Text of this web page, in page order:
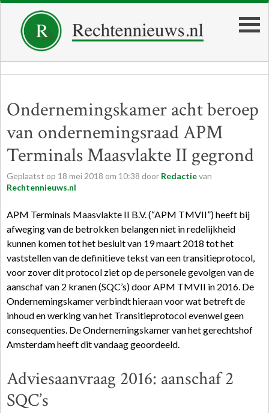
Ondernemingskamer acht beroep
van ondernemingsraad APM
Terminals Maasvlakte II gegrond
Geplaatst op 18 mei 2018 om 10:38 door Redactievan
Rechtennieuws.nl
APM Terminals Maasvlakte II B.V. (“APM TMVII”) heeft bij
afweging van de betrokken belangen niet in redelijkheid
kunnen komen tot het besluit van 19 maart 2018 tot het
vaststellen van de definitieve tekst van een transitieprotocol,
voor zover dit protocol ziet op de personele gevolgen van de
aanschaf van 2 kranen (SQC’s) door APM TMVII in 2016. De
Ondernemingskamer verbindt hieraan voor wat betreft de
inhoud en werking van het Transitieprotocol evenwel geen
consequenties. De Ondernemingskamer van het gerechtshof
Amsterdam heeft dit vandaag geoordeeld.
Adviesaanvraag 2016: aanschaf 2
SQC’s